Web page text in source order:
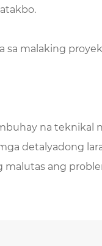
sa malaking
na teknikal
detalyadong
ang